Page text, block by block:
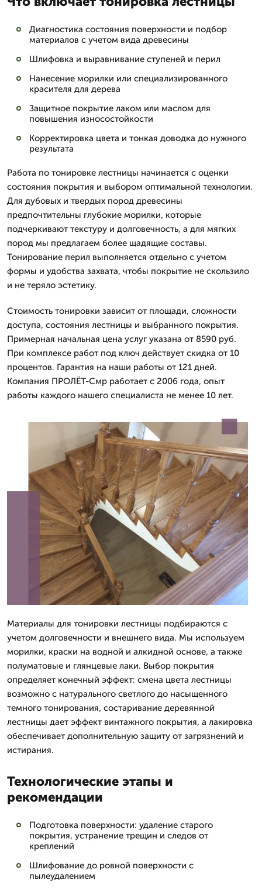
Диагностика состояния поверхности и подбор
материалов с учетом вида древесины
Шлифовка и выравнивание ступеней и перил
Нанесение морилки или специализированного
красителя для дерева
Защитное покрытие лаком или маслом для
повышения износостойкости
Корректировка цвета и тонкая доводка до нужного
результата
Работа по тонировке лестницы начинается с оценки
состояния покрытия и выбором оптимальной технологии.
Для дубовых и твердых пород древесины
предпочтительны глубокие морилки, которые
подчеркивают текстуру и долговечность, а для мягких
пород мы предлагаем более щадящие составы.
Тонирование перил выполняется отдельно с учетом
формы и удобства захвата, чтобы покрытие не скользило
и не теряло эстетику.
Стоимость тонировки зависит от площади, сложности
доступа, состояния лестницы и выбранного покрытия.
Примерная начальная цена услуг указана от 8590 руб.
При комплексе работ под ключ действует скидка от 10
процентов. Гарантия на наши работы от 121 дней.
Компания ПРОЛЁТ-Смр работает с 2006 года, опыт
работы каждого нашего специалиста не менее 10 лет.
Материалы для тонировки лестницы подбираются с
учетом долговечности и внешнего вида. Мы используем
морилки, краски на водной и алкидной основе, а также
полуматовые и глянцевые лаки. Выбор покрытия
определяет конечный эффект: смена цвета лестницы
возможно с натурального светлого до насыщенного
темного тонирования, состаривание деревянной
лестницы дает эффект винтажного покрытия, а лакировка
обеспечивает дополнительную защиту от загрязнений и
истирания.
Технологические этапы и
рекомендации
Подготовка поверхности: удаление старого
покрытия, устранение трещин и следов от
креплений
Шлифование до ровной поверхности с
пылеудалением